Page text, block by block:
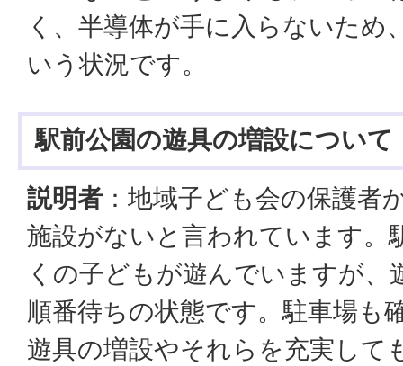
く、半導体が手に入らないため
いう状況です。
駅前公園の遊具の増設について
説明者 ：地域子ども会の保護者
施設がないと言われています。
くの子どもが遊んでいますが、
順番待ちの状態です。駐車場も
遊具の増設やそれらを充実して